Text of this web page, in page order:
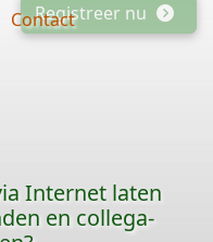
Registreer nu
Contact
Internet laten
en collega-